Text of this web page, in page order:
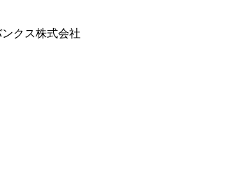
クス株式会社